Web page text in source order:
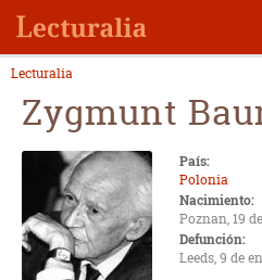
Lecturalia
Zygmunt
País:
Polonia
Nacimiento:
Poznan, 19
Defunción:
Leeds, 9 de